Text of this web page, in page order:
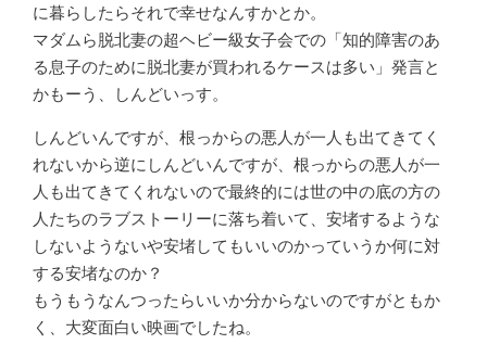
に暮らしたらそれで幸せなんすかとか。
マダムら脱北妻の超ヘビー級女子会での「知的障害のあ
る息子のために脱北妻が買われるケースは多い」発言と
かもーう、しんどいっす。
しんどいんですが、根っからの悪人が一人も出てきてく
れないから逆にしんどいんですが、根っからの悪人が一
人も出てきてくれないので最終的には世の中の底の方の
人たちのラブストーリーに落ち着いて、安堵するような
しないようないや安堵してもいいのかっていうか何に対
する安堵なのか？
もうもうなんつったらいいか分からないのですがともか
く、大変面白い映画でしたね。